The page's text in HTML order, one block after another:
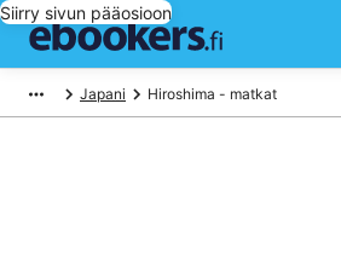
Siirry sivun pääosioon
Japani Hiroshima - matkat